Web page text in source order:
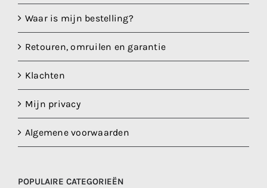
Waar is mijn bestelling?
Retouren, omruilen en garantie
Klachten
Mijn privacy
Algemene voorwaarden
POPULAIRE CATEGORIEËN